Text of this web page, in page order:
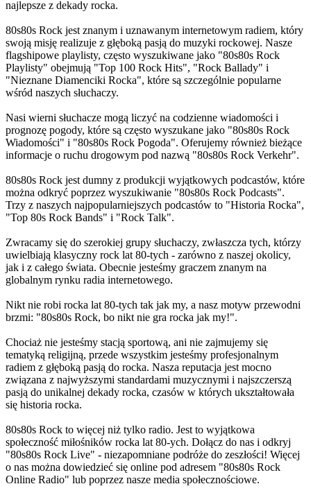
najlepsze z dekady rocka.
80s80s Rock jest znanym i uznawanym internetowym radiem, który
swoją misję realizuje z głęboką pasją do muzyki rockowej. Nasze
flagshipowe playlisty, często wyszukiwane jako "80s80s Rock
Playlisty" obejmują "Top 100 Rock Hits", "Rock Ballady" i
"Nieznane Diamenciki Rocka", które są szczególnie popularne
wśród naszych słuchaczy.
Nasi wierni słuchacze mogą liczyć na codzienne wiadomości i
prognozę pogody, które są często wyszukane jako "80s80s Rock
Wiadomości" i "80s80s Rock Pogoda". Oferujemy również bieżące
informacje o ruchu drogowym pod nazwą "80s80s Rock Verkehr".
80s80s Rock jest dumny z produkcji wyjątkowych podcastów, które
można odkryć poprzez wyszukiwanie "80s80s Rock Podcasts".
Trzy z naszych najpopularniejszych podcastów to "Historia Rocka",
"Top 80s Rock Bands" i "Rock Talk".
Zwracamy się do szerokiej grupy słuchaczy, zwłaszcza tych, którzy
uwielbiają klasyczny rock lat 80-tych - zarówno z naszej okolicy,
jak i z całego świata. Obecnie jesteśmy graczem znanym na
globalnym rynku radia internetowego.
Nikt nie robi rocka lat 80-tych tak jak my, a nasz motyw przewodni
brzmi: "80s80s Rock, bo nikt nie gra rocka jak my!".
Chociaż nie jesteśmy stacją sportową, ani nie zajmujemy się
tematyką religijną, przede wszystkim jesteśmy profesjonalnym
radiem z głęboką pasją do rocka. Nasza reputacja jest mocno
związana z najwyższymi standardami muzycznymi i najszczerszą
pasją do unikalnej dekady rocka, czasów w których ukształtowała
się historia rocka.
80s80s Rock to więcej niż tylko radio. Jest to wyjątkowa
społeczność miłośników rocka lat 80-ych. Dołącz do nas i odkryj
"80s80s Rock Live" - niezapomniane podróże do zeszłości! Więcej
o nas można dowiedzieć się online pod adresem "80s80s Rock
Online Radio" lub poprzez nasze media społecznościowe.